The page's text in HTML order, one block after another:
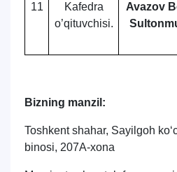
11
Kafedra
o’qituvchisi.
Avazov
Bizning manzil:
Toshkеnt shahar, Sayilgoh
binosi, 207A-xona